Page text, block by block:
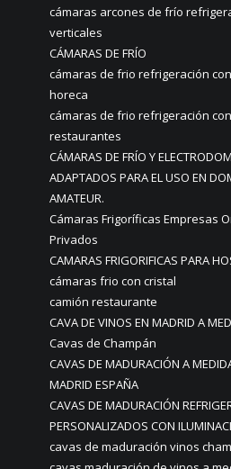
cámaras arcones de frío
verticales
CÁMARAS DE FRÍO
cámaras de frio refrigeración
horeca
cámaras de frio refrigeración
restaurantes
CÁMARAS DE FRÍO Y
ADAPTADOS PARA EL USO EN
AMATEUR.
Cámaras Frigoríficas Empresas
Privados
CAMARAS FRIGORIFICAS PARA
cámaras frio con cristal
camión restaurante
CAVA DE VINOS EN MADRID A
Cavas de Champán
CAVAS DE MADURACIÓN A
MADRID ESPAÑA
CAVAS DE MADURACIÓN
PERSONALIZADOS CON
cavas de maduración vinos